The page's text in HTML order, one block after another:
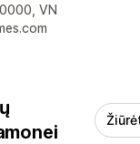
duomenys
VN